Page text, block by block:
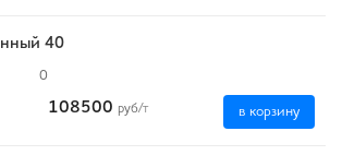
40
0
108500 руб/т в корзину